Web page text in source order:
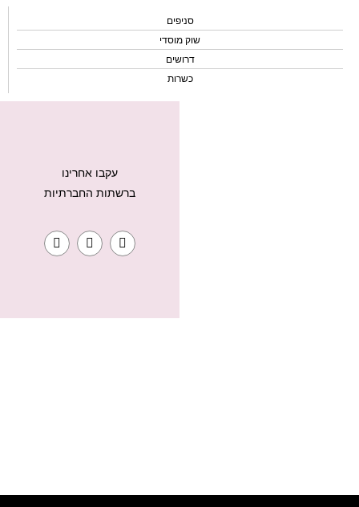
סניפים
שוק מוסדי
דרושים
כשרות
עקבו אחרינו
ברשתות החברתיות